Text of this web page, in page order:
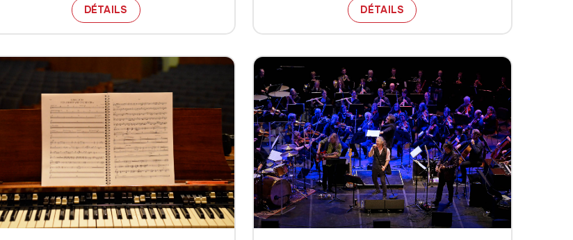
DE LA MUSIQUE LAURÉAT DU PRIX OPUS QUÉBEC
DÉTAILS LA GRANDE CÉLÉBRATION DES 50 ANS DU CONCERTO
DÉTAILS DANS LES COULISSES DU